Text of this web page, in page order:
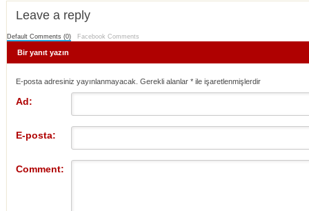
Leave a reply
Default Comments (0) Facebook Comments
Bir yanıt yazın
E-posta adresiniz yayınlanmayacak. Gerekli alanlar * ile işaretlenmişlerdir
Ad:
E-posta:
Comment: